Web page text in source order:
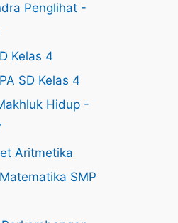
Penglihat -
Kelas 4
SD Kelas 4
Hidup -
Aritmetika
SMP